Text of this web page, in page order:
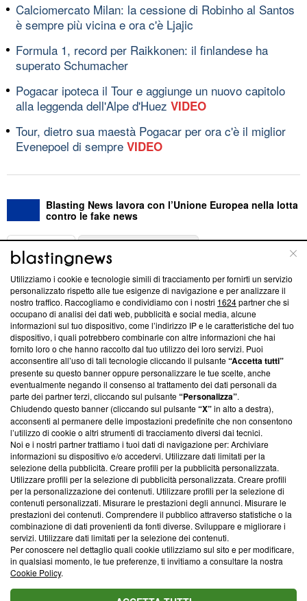
Calciomercato Milan: la cessione di Robinho al Santos
è sempre più vicina e ora c'è Ljajic
Formula 1, record per Raikkonen: il finlandese ha
superato Schumacher
Pogacar ipoteca il Tour e aggiunge un nuovo capitolo
alla leggenda dell'Alpe d'Huez VIDEO
Tour, dietro sua maestà Pogacar per ora c'è il miglior
Evenepoel di sempre VIDEO
Blasting News lavora con l’Unione Europea nella lotta
contro le fake news
ABOUT
Questa sezione offre informazioni trasparenti su Blasting
News, sui nostri processi editoriali e su come ci impegniamo a
creare news di qualità. Inoltre, afferma la nostra aderenza a
‘Trust Project - News with Integrity’Blasting News non è
ancora membro del programma, ma ha richiesto di farne
parte; Trust Project non ha ancora effettuato una verifica di
conformità agli standard.
Su di noi
Team editoriale
Corporate
Redazione
Informativa Privacy
Cookie Policy
Blasting SA, IDI CHE-247.845.224, Via Carlo Frasca, 3 - 6900
Lugano (Svizzera) Tel:+39 0690258937
© 2026 Blasting News
Utilizziamo i cookie e tecnologie simili di tracciamento per fornirti un servizio
personalizzato rispetto alle tue esigenze di navigazione e per analizzare il
nostro traffico. Raccogliamo e condividiamo con i nostri 1624partner che si
occupano di analisi dei dati web, pubblicità e social media, alcune
informazioni sul tuo dispositivo, come l’indirizzo IP e le caratteristiche del tuo
dispositivo, i quali potrebbero combinarle con altre informazioni che hai
fornito loro o che hanno raccolto dal tuo utilizzo dei loro servizi. Puoi
acconsentire all’uso di tali tecnologie cliccando il pulsante“Accetta tutti”
presente su questo banner oppure personalizzare le tue scelte, anche
eventualmente negando il consenso al trattamento dei dati personali da
parte dei partner terzi, cliccando sul pulsante“Personalizza”.
Chiudendo questo banner (cliccando sul pulsante“X”in alto a destra),
acconsenti al permanere delle impostazioni predefinite che non consentono
l’utilizzo di cookie o altri strumenti di tracciamento diversi dai tecnici.
Noi e i nostri partner trattiamo i tuoi dati di navigazione per: Archiviare
informazioni su dispositivo e/o accedervi. Utilizzare dati limitati per la
selezione della pubblicità. Creare profili per la pubblicità personalizzata.
Utilizzare profili per la selezione di pubblicità personalizzata. Creare profili
per la personalizzazione dei contenuti. Utilizzare profili per la selezione di
contenuti personalizzati. Misurare le prestazioni degli annunci. Misurare le
prestazioni dei contenuti. Comprendere il pubblico attraverso statistiche o la
combinazione di dati provenienti da fonti diverse. Sviluppare e migliorare i
servizi. Utilizzare dati limitati per la selezione dei contenuti.
Per conoscere nel dettaglio quali cookie utilizziamo sul sito e per modificare,
in qualsiasi momento, le tue preferenze, ti invitiamo a consultare la nostra
Cookie Policy.